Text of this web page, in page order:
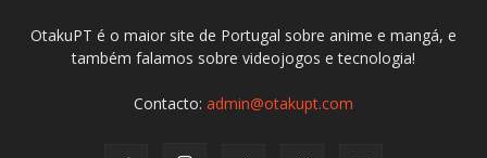
OtakuPT é o maior site de Portugal sobre anime e mangá, e
também falamos sobre videojogos e tecnologia!
Contacto: admin@otakupt.com